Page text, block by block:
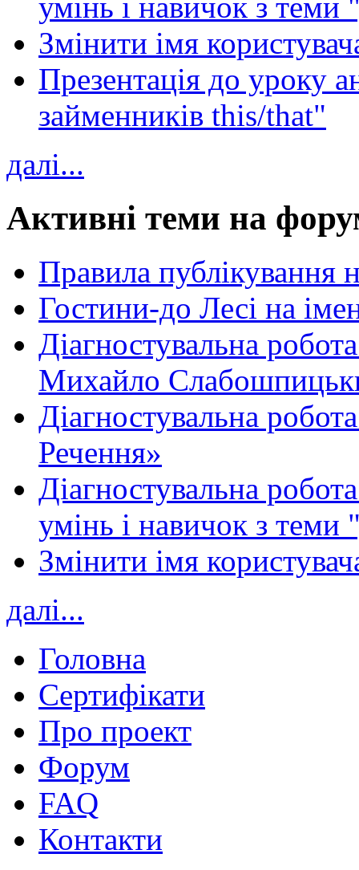
умінь і навичок з теми
Змінити імя
Презентація до уроку
займенників this/that"
далі...
Активні теми на
Правила публікування
Гостини-до Лесі на
Діагностувальна
Михайло
Діагностувальна
Речення»
Діагностувальна
умінь і навичок з теми
Змінити імя
далі...
Головна
Сертифікати
Про проект
Форум
FAQ
Контакти